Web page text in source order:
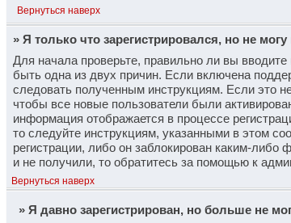
Вернуться наверх
» Я только что зарегистрировался, но не могу
Для начала проверьте, правильно ли вы
быть одна из двух причин. Если включена
следовать полученным инструкциям. Если это
чтобы все новые пользователи были
информация отображается в процессе
то следуйте инструкциям, указанными в этом
регистрации, либо он заблокирован каким-
и не получили, то обратитесь за помощью к
Вернуться наверх
» Я давно зарегистрирован, но больше не